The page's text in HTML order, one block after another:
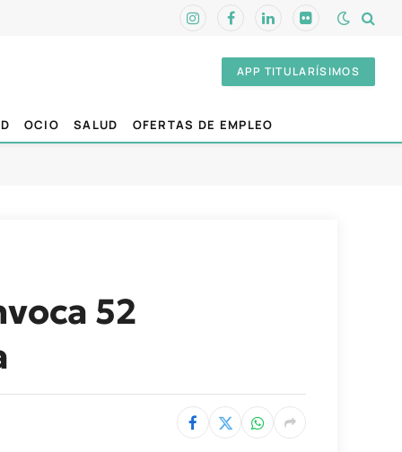
InstagramFacebookLinkedInFlickr
APP TITULARÍSIMOS
OCIO SALUD OFERTAS DE EMPLEO
52